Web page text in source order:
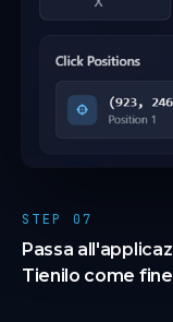
STEP 07
Passa
Tienilo come